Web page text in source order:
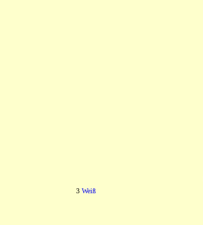
3 Weiß